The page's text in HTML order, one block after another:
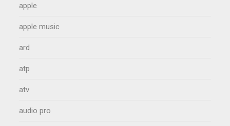
apple
apple music
ard
atp
atv
audio pro